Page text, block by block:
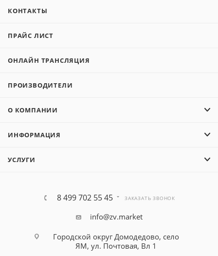
КОНТАКТЫ
ПРАЙС ЛИСТ
ОНЛАЙН ТРАНСЛЯЦИЯ
ПРОИЗВОДИТЕЛИ
О КОМПАНИИ
ИНФОРМАЦИЯ
УСЛУГИ
8 499 702 55 45 ЗАКАЗАТЬ ЗВОНОК
info@zv.market
Городской округ Домодедово, село
ЯМ, ул. Почтовая, Вл 1